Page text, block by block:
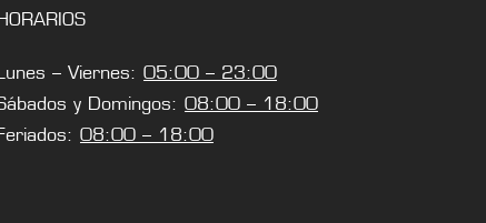
– Viernes: 05:00 – 23:00
y Domingos: 08:00 – 18:00
08:00 – 18:00